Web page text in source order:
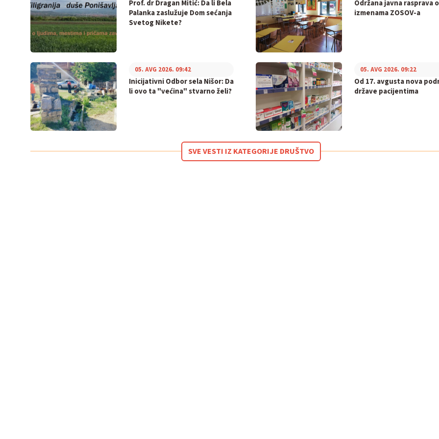
Prof. dr Dragan Mitić: Da li Bela
Palanka zaslužuje Dom sećanja
Svetog Nikete?
Održana javna rasprava o
izmenama ZOSOV-a
Inicijativni Odbor sela Nišor: Da
li ovo ta "većina" stvarno želi?
05. AVG 2026. 09:42
Od 17. avgusta nova
države pacijentima
05. AVG 2026. 09:22
SVE VESTI IZ KATEGORIJE DRUŠTVO